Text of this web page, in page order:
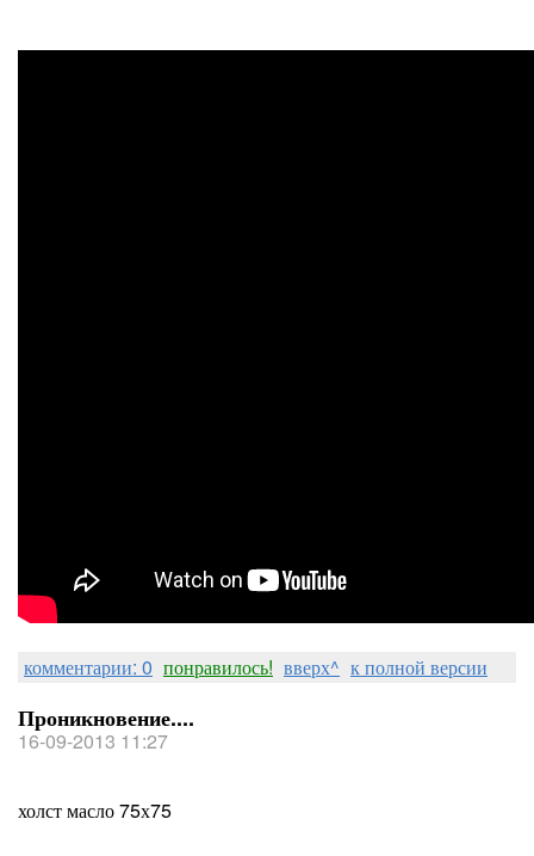
комментарии: 0 понравилось! вверх^ к полной версии
Проникновение....
16-09-2013 11:27
холст масло 75х75